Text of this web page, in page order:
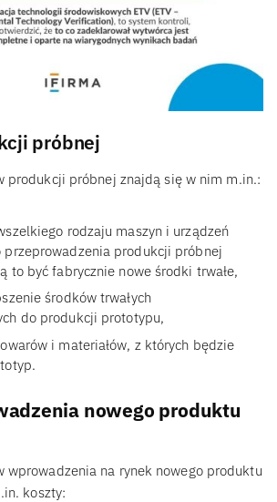
próbnej
produkcji próbnej znajdą się w nim m.in.:
rodzaju maszyn i urządzeń
przeprowadzenia produkcji próbnej
to być fabrycznie nowe środki trwałe,
środków trwałych
do produkcji prototypu,
i materiałów, z których będzie
nowego produktu
wprowadzenia na rynek nowego produktu
koszty: